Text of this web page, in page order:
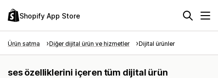
Shopify App Store
Ürün satma Diğer dijital ürün ve hizmetler Dijital ürünler
ses özelliklerini içeren tüm dijital ürün